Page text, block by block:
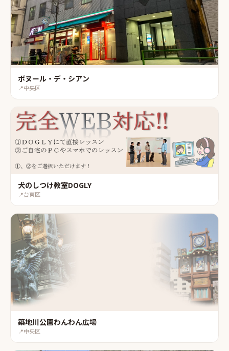
ボヌール・デ・シアン
📍中央区
犬のしつけ教室DOGLY
📍台東区
築地川公園わんわん広場
📍中央区